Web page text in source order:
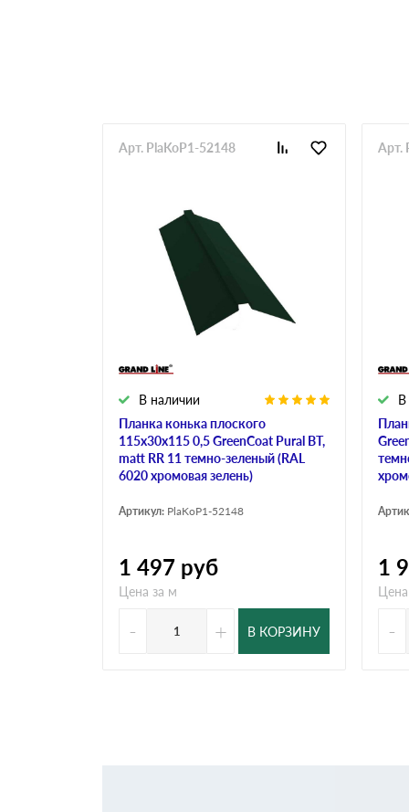
Планка конька плоского
115х30х115 0,5 GreenCoat Pural BT,
matt RR 11 темно-зеленый (RAL
6020 хромовая зелень)
В наличии
Арт. PlaKoP1-52148
Артикул: PlaKoP1-52148
1 497 руб
Цена за м
- + В КОРЗИНУ
В
Арт.
1
-